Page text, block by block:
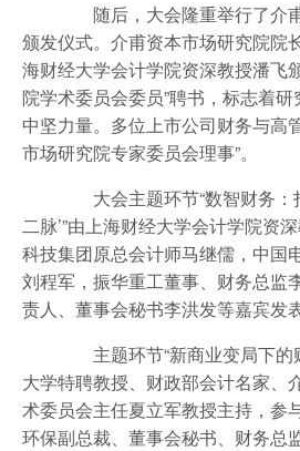
随后，大会隆重举行了介
颁发仪式。介甫资本市场研究院院
海财经大学会计学院资深教授潘飞
院学术委员会委员”聘书，标志着
中坚力量。多位上市公司财务与高
市场研究院专家委员会理事”。
大会主题环节“数智财务：
二脉’”由上海财经大学会计学院资
科技集团原总会计师马继儒，中国
刘程军，振华重工董事、财务总监
责人、董事会秘书李洪发等嘉宾发
主题环节“新商业变局下的
大学特聘教授、财政部会计名家、
术委员会主任夏立军教授主持，参
环保副总裁、董事会秘书、财务总